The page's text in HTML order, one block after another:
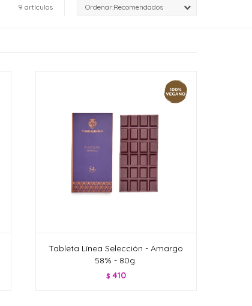
9 artículos Recomendados
Tableta Línea Selección - Amargo
58% - 80g.
$ 410